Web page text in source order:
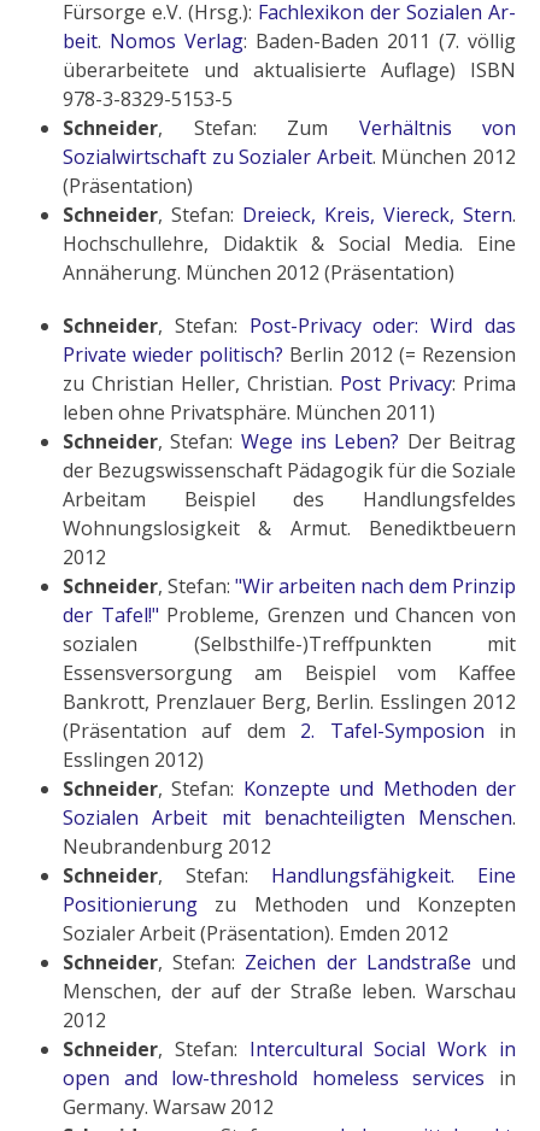
Fürsorge e.V. (Hrsg.): Fachlexikon der Sozialen Ar­
beit. Nomos Verlag: Baden-Baden 2011 (7. völlig
überarbeitete und aktualisierte Auflage) ISBN
978-3-8329-5153-5
Schneider, Stefan: Zum Verhältnis von
Sozialwirtschaft zu Sozialer Arbeit. München 2012
(Präsentation)
Schneider, Stefan: Dreieck, Kreis, Viereck, Stern.
Hochschullehre, Didaktik & Social Media. Eine
Annäherung. München 2012 (Präsentation)
Schneider, Stefan: Post-Privacy oder: Wird das
Private wieder politisch? Berlin 2012 (= Rezension
zu Christian Heller, Christian. Post Privacy: Prima
leben ohne Privatsphäre. München 2011)
Schneider, Stefan: Wege ins Leben? Der Beitrag
der Bezugswissenschaft Pädagogik für die Soziale
Arbeitam Beispiel des Handlungsfeldes
Wohnungslosigkeit & Armut. Benediktbeuern
2012
Schneider, Stefan: "Wir arbeiten nach dem Prinzip
der Tafel!" Probleme, Grenzen und Chancen von
sozialen (Selbsthilfe-)Treffpunkten mit
Essensversorgung am Beispiel vom Kaffee
Bankrott, Prenzlauer Berg, Berlin. Esslingen 2012
(Präsentation auf dem 2. Tafel-Symposion in
Esslingen 2012)
Schneider, Stefan: Konzepte und Methoden der
Sozialen Arbeit mit benachteiligten Menschen.
Neubrandenburg 2012
Schneider, Stefan: Handlungsfähigkeit. Eine
Positionierung zu Methoden und Konzepten
Sozialer Arbeit (Präsentation). Emden 2012
Schneider, Stefan: Zeichen der Landstraße und
Menschen, der auf der Straße leben. Warschau
2012
Schneider, Stefan: Intercultural Social Work in
open and low-threshold homeless services in
Germany. Warsaw 2012